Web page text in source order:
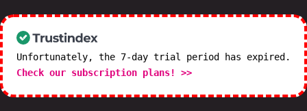
Unfortunately, the 7-day trial period has expired.
Check our subscription plans! >>